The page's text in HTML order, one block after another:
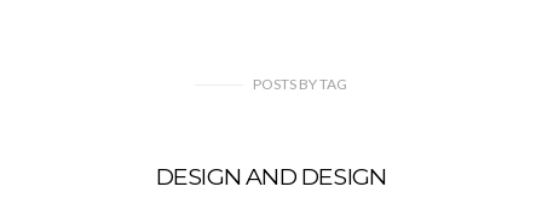
POSTS BYTAG
DESIGN AND DESIGN